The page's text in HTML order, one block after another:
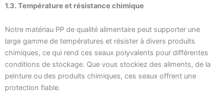
1.3. Température et résistance chimique
Notre matériau PP de qualité alimentaire peut supporter une
large gamme de températures et résister à divers produits
chimiques, ce qui rend ces seaux polyvalents pour différentes
conditions de stockage. Que vous stockiez des aliments, de la
peinture ou des produits chimiques, ces seaux offrent une
protection fiable.